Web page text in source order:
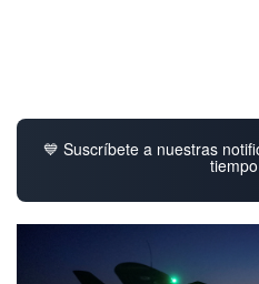
💙 Suscríbete a nuestras